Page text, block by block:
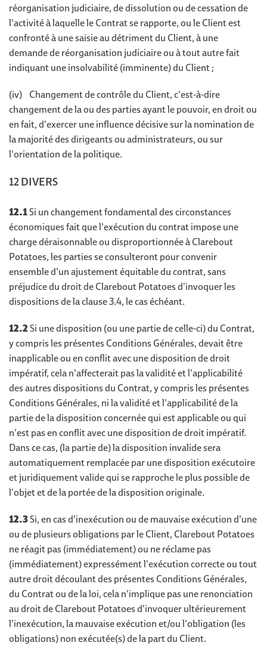
réorganisation judiciaire, de dissolution ou de cessation de
l'activité à laquelle le Contrat se rapporte, ou le Client est
confronté à une saisie au détriment du Client, à une
demande de réorganisation judiciaire ou à tout autre fait
indiquant une insolvabilité (imminente) du Client ;
(iv) Changement de contrôle du Client, c'est-à-dire
changement de la ou des parties ayant le pouvoir, en droit ou
en fait, d'exercer une influence décisive sur la nomination de
la majorité des dirigeants ou administrateurs, ou sur
l'orientation de la politique.
12 DIVERS
12.1Si un changement fondamental des circonstances
économiques fait que l'exécution du contrat impose une
charge déraisonnable ou disproportionnée à Clarebout
Potatoes, les parties se consulteront pour convenir
ensemble d'un ajustement équitable du contrat, sans
préjudice du droit de Clarebout Potatoes d'invoquer les
dispositions de la clause 3.4, le cas échéant.
12.2Si une disposition (ou une partie de celle-ci) du Contrat,
y compris les présentes Conditions Générales, devait être
inapplicable ou en conflit avec une disposition de droit
impératif, cela n'affecterait pas la validité et l'applicabilité
des autres dispositions du Contrat, y compris les présentes
Conditions Générales, ni la validité et l'applicabilité de la
partie de la disposition concernée qui est applicable ou qui
n'est pas en conflit avec une disposition de droit impératif.
Dans ce cas, (la partie de) la disposition invalide sera
automatiquement remplacée par une disposition exécutoire
et juridiquement valide qui se rapproche le plus possible de
l'objet et de la portée de la disposition originale.
12.3Si, en cas d'inexécution ou de mauvaise exécution d'une
ou de plusieurs obligations par le Client, Clarebout Potatoes
ne réagit pas (immédiatement) ou ne réclame pas
(immédiatement) expressément l'exécution correcte ou tout
autre droit découlant des présentes Conditions Générales,
du Contrat ou de la loi, cela n'implique pas une renonciation
au droit de Clarebout Potatoes d'invoquer ultérieurement
l'inexécution, la mauvaise exécution et/ou l'obligation (les
obligations) non exécutée(s) de la part du Client.